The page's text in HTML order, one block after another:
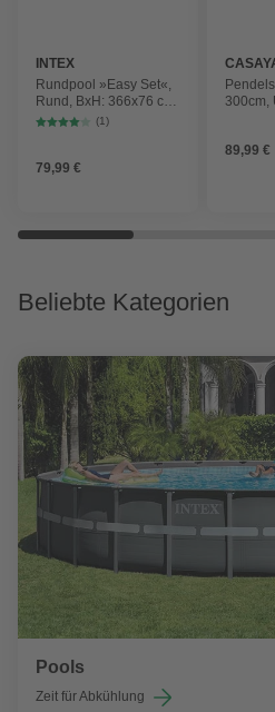
INTEX
Rundpool »Easy Set«,
Rund, BxH: 366x76 cm,
blau
(1)
79,99 €
300cm,
89,99 €
Beliebte Kategorien
Pools
Zeit für Abkühlung